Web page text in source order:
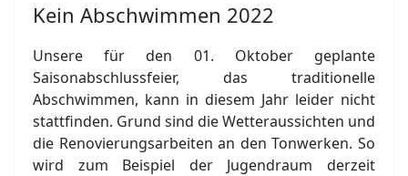
Kein Abschwimmen 2022
Unsere für den 01. Oktober geplante
Saisonabschlussfeier, das traditionelle
Abschwimmen, kann in diesem Jahr leider nicht
stattfinden. Grund sind die Wetteraussichten und
die Renovierungsarbeiten an den Tonwerken. So
wird zum Beispiel der Jugendraum derzeit